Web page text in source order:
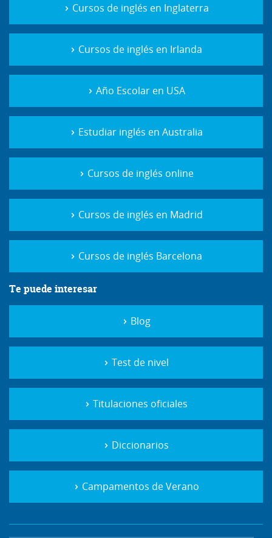
Cursos de inglés en Inglaterra
Cursos de inglés en Irlanda
Año Escolar en USA
Estudiar inglés en Australia
Cursos de inglés online
Cursos de inglés en Madrid
Cursos de inglés Barcelona
Te puede interesar
Blog
Test de nivel
Titulaciones oficiales
Diccionarios
Campamentos de Verano